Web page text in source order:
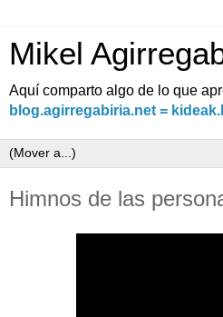
Mikel
Aquí comparto algo de lo que
blog.agirregabiria.net =
Himnos de las